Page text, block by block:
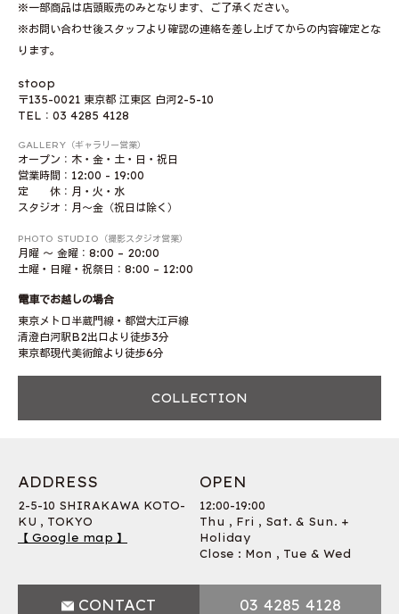
※一部商品は店頭販売のみとなります、ご了承ください。
※お問い合わせ後スタッフより確認の連絡を差し上げてからの内容確定とな
ります。
stoop
〒135-0021 東京都 江東区 白河2-5-10
TEL：03 4285 4128
GALLERY（ギャラリー営業）
オープン：木・金・土・日・祝日
営業時間：12:00 - 19:00
定 休：月・火・水
スタジオ：月〜金（祝日は除く）
PHOTO STUDIO（撮影スタジオ営業）
月曜 〜 金曜：8:00 – 20:00
土曜・日曜・祝祭日：8:00 – 12:00
電車でお越しの場合
東京メトロ半蔵門線・都営大江戸線
清澄白河駅B2出口より徒歩3分
東京都現代美術館より徒歩6分
COLLECTION
ADDRESS
2-5-10 SHIRAKAWA KOTO-
KU , TOKYO
【 Google map 】
OPEN
12:00-19:00
Thu , Fri , Sat. & Sun. +
Holiday
Close : Mon , Tue & Wed
CONTACT 03 4285 4128